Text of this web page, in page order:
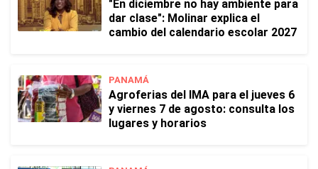
"En diciembre no hay ambiente para
dar clase": Molinar explica el
cambio del calendario escolar 2027
PANAMÁ
Agroferias del IMA para el jueves 6
y viernes 7 de agosto: consulta los
lugares y horarios